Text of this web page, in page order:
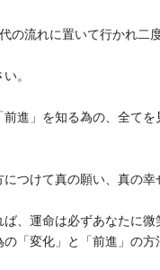
の流れに置いて行かれ二
。
進」を知る為の、全てを
つけて真の願い、真の幸
、運命は必ずあなたに
「変化」と「前進」の方